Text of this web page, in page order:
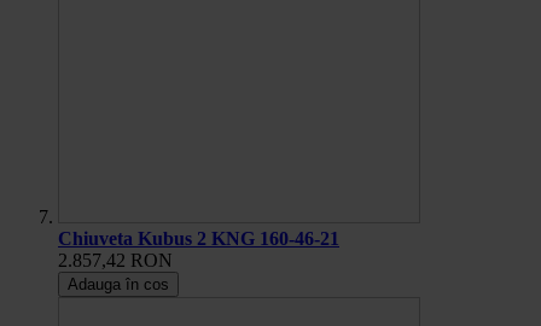
Chiuveta Kubus 2 KNG 160-46-21
2.857,42 RON
Adauga în cos